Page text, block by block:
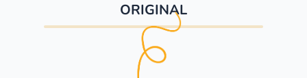
ORIGINAL